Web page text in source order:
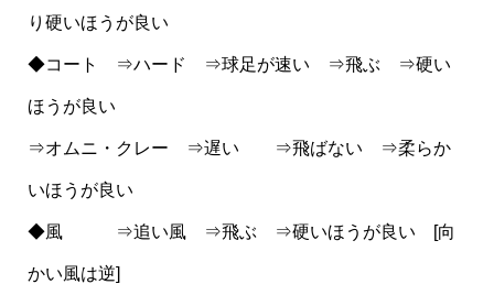
り硬いほうが良い
◆コート ⇒ハード ⇒球足が速い ⇒飛ぶ ⇒硬い
ほうが良い
⇒オムニ・クレー ⇒遅い ⇒飛ばない ⇒柔らか
いほうが良い
◆風 ⇒追い風 ⇒飛ぶ ⇒硬いほうが良い [向
かい風は逆]